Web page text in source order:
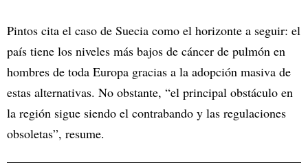
Pintos cita el caso de Suecia como el horizonte a seguir: el
país tiene los niveles más bajos de cáncer de pulmón en
hombres de toda Europa gracias a la adopción masiva de
estas alternativas. No obstante, “el principal obstáculo en
la región sigue siendo el contrabando y las regulaciones
obsoletas”, resume.